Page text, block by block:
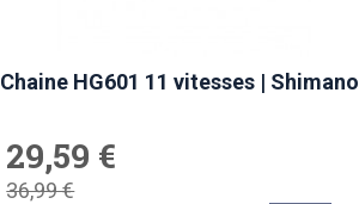
Chaine HG601 11 vitesses | Shimano
29,59 €
36,99 €